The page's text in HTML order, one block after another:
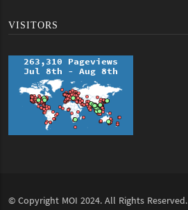
VISITORS
© Copyright MOI 2024. All Rights Reserved.